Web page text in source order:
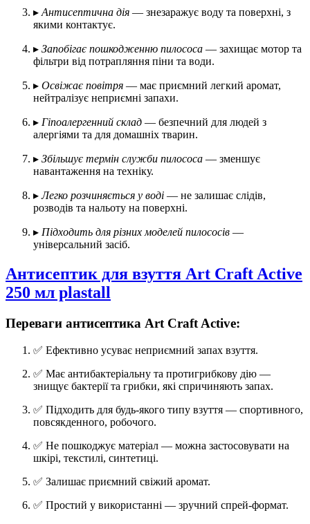
▸ Антисептична дія — знезаражує воду та поверхні, з
якими контактує.
▸ Запобігає пошкодженню пилососа — захищає мотор та
фільтри від потрапляння піни та води.
▸ Освіжає повітря — має приємний легкий аромат,
нейтралізує неприємні запахи.
▸ Гіпоалергенний склад — безпечний для людей з
алергіями та для домашніх тварин.
▸ Збільшує термін служби пилососа — зменшує
навантаження на техніку.
▸Легко розчиняється у воді — не залишає слідів,
розводів та нальоту на поверхні.
▸ Підходить для різних моделей пилососів —
універсальний засіб.
Антисептик для взуття Art Craft Active
250 мл plastall
Переваги антисептика Art Craft Active:
✅ Ефективно усуває неприємний запах взуття.
✅ Має антибактеріальну та протигрибкову дію —
знищує бактерії та грибки, які спричиняють запах.
✅ Підходить для будь-якого типу взуття — спортивного,
повсякденного, робочого.
✅ Не пошкоджує матеріал — можна застосовувати на
шкірі, текстилі, синтетиці.
✅ Залишає приємний свіжий аромат.
✅ Простий у використанні — зручний спрей-формат.